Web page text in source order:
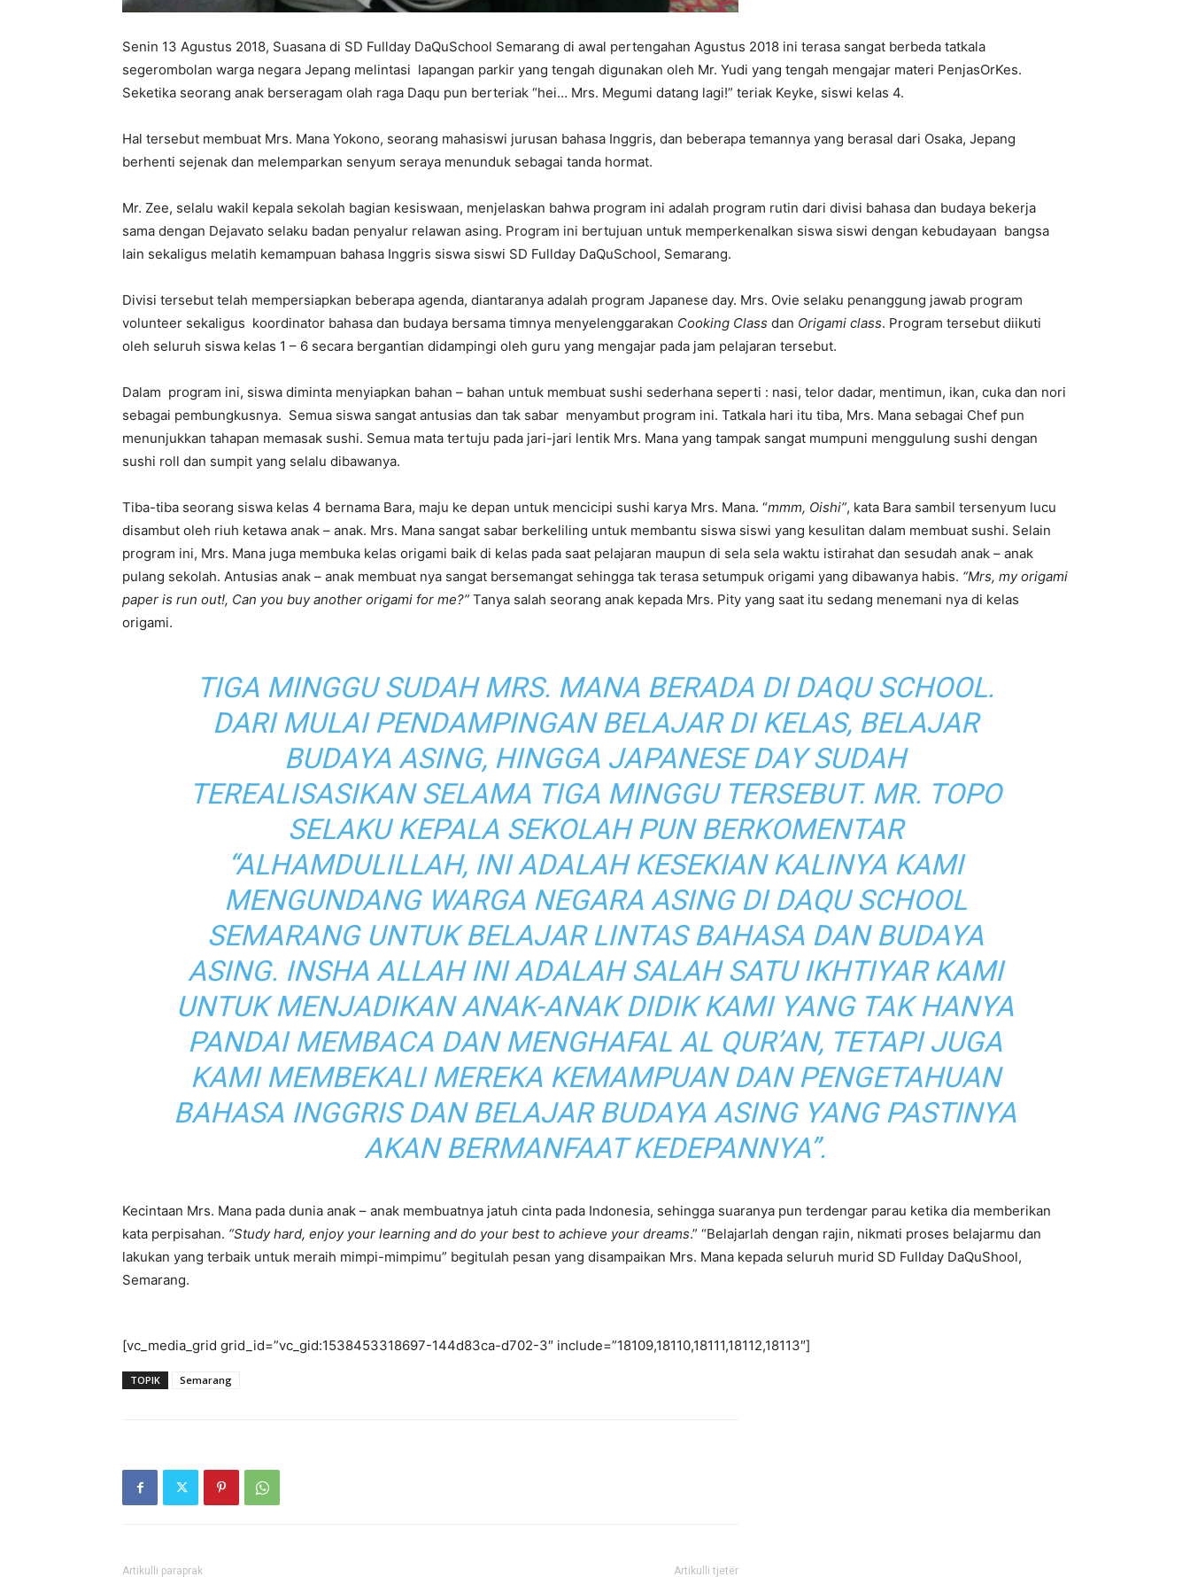
Senin 13 Agustus 2018, Suasana di SD Fullday DaQuSchool Semarang di awal pertengahan Agustus 2018 ini terasa sangat berbeda tatkala
segerombolan warga negara Jepang melintasi lapangan parkir yang tengah digunakan oleh Mr. Yudi yang tengah mengajar materi PenjasOrKes.
Seketika seorang anak berseragam olah raga Daqu pun berteriak “hei… Mrs. Megumi datang lagi!” teriak Keyke, siswi kelas 4.
Hal tersebut membuat Mrs. Mana Yokono, seorang mahasiswi jurusan bahasa Inggris, dan beberapa temannya yang berasal dari Osaka, Jepang
berhenti sejenak dan melemparkan senyum seraya menunduk sebagai tanda hormat.
Mr. Zee, selalu wakil kepala sekolah bagian kesiswaan, menjelaskan bahwa program ini adalah program rutin dari divisi bahasa dan budaya bekerja
sama dengan Dejavato selaku badan penyalur relawan asing. Program ini bertujuan untuk memperkenalkan siswa siswi dengan kebudayaan bangsa
lain sekaligus melatih kemampuan bahasa Inggris siswa siswi SD Fullday DaQuSchool, Semarang.
Divisi tersebut telah mempersiapkan beberapa agenda, diantaranya adalah program Japanese day. Mrs. Ovie selaku penanggung jawab program
volunteer sekaligus koordinator bahasa dan budaya bersama timnya menyelenggarakan Cooking Class dan Origami class. Program tersebut diikuti
oleh seluruh siswa kelas 1 – 6 secara bergantian didampingi oleh guru yang mengajar pada jam pelajaran tersebut.
Dalam program ini, siswa diminta menyiapkan bahan – bahan untuk membuat sushi sederhana seperti : nasi, telor dadar, mentimun, ikan, cuka dan nori
sebagai pembungkusnya. Semua siswa sangat antusias dan tak sabar menyambut program ini. Tatkala hari itu tiba, Mrs. Mana sebagai Chef pun
menunjukkan tahapan memasak sushi. Semua mata tertuju pada jari-jari lentik Mrs. Mana yang tampak sangat mumpuni menggulung sushi dengan
sushi roll dan sumpit yang selalu dibawanya.
Tiba-tiba seorang siswa kelas 4 bernama Bara, maju ke depan untuk mencicipi sushi karya Mrs. Mana. “mmm, Oishi”, kata Bara sambil tersenyum lucu
disambut oleh riuh ketawa anak – anak. Mrs. Mana sangat sabar berkeliling untuk membantu siswa siswi yang kesulitan dalam membuat sushi. Selain
program ini, Mrs. Mana juga membuka kelas origami baik di kelas pada saat pelajaran maupun di sela sela waktu istirahat dan sesudah anak – anak
pulang sekolah. Antusias anak – anak membuat nya sangat bersemangat sehingga tak terasa setumpuk origami yang dibawanya habis. “Mrs, my origami
paper is run out!, Can you buy another origami for me?” Tanya salah seorang anak kepada Mrs. Pity yang saat itu sedang menemani nya di kelas
origami.
TIGA MINGGU SUDAH MRS. MANA BERADA DI DAQU SCHOOL.
DARI MULAI PENDAMPINGAN BELAJAR DI KELAS, BELAJAR
BUDAYA ASING, HINGGA JAPANESE DAYSUDAH
TEREALISASIKAN SELAMA TIGA MINGGU TERSEBUT. MR. TOPO
SELAKU KEPALA SEKOLAH PUN BERKOMENTAR
“ALHAMDULILLAH, INI ADALAH KESEKIAN KALINYA KAMI
MENGUNDANG WARGA NEGARA ASING DI DAQU SCHOOL
SEMARANG UNTUK BELAJAR LINTAS BAHASA DAN BUDAYA
ASING. INSHA ALLAH INI ADALAH SALAH SATU IKHTIYAR KAMI
UNTUK MENJADIKAN ANAK-ANAK DIDIK KAMI YANG TAK HANYA
PANDAI MEMBACA DAN MENGHAFAL AL QUR’AN, TETAPI JUGA
KAMI MEMBEKALI MEREKA KEMAMPUAN DAN PENGETAHUAN
BAHASA INGGRIS DAN BELAJAR BUDAYA ASING YANG PASTINYA
AKAN BERMANFAAT KEDEPANNYA”.
Kecintaan Mrs. Mana pada dunia anak – anak membuatnya jatuh cinta pada Indonesia, sehingga suaranya pun terdengar parau ketika dia memberikan
kata perpisahan. “Study hard, enjoy your learning and do your best to achieve your dreams.” “Belajarlah dengan rajin, nikmati proses belajarmu dan
lakukan yang terbaik untuk meraih mimpi-mimpimu” begitulah pesan yang disampaikan Mrs. Mana kepada seluruh murid SD Fullday DaQuShool,
Semarang.
[vc_media_grid grid_id=”vc_gid:1538453318697-144d83ca-d702-3″ include=”18109,18110,18111,18112,18113″]
TOPIK Semarang
Artikulli paraprak Artikulli tjetër